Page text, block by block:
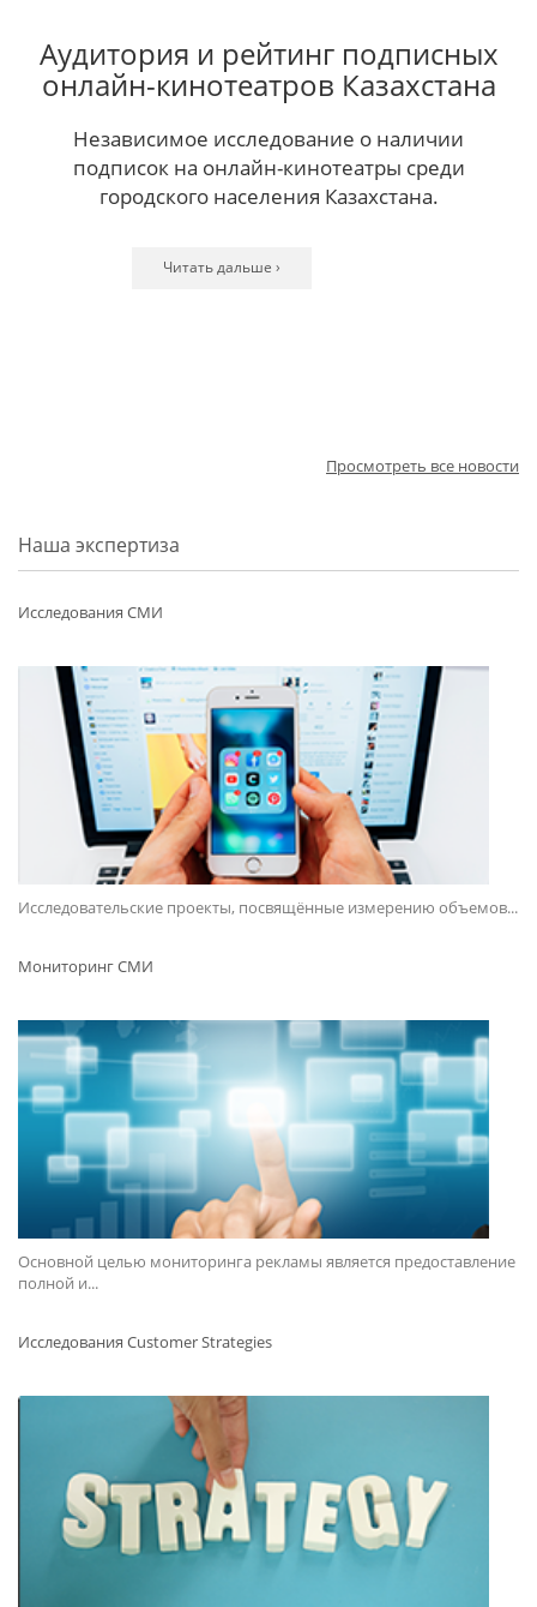
Аудитория и рейтинг подписных
онлайн-кинотеатров Казахстана
Независимое исследование о наличии
подписок на онлайн-кинотеатры среди
городского населения Казахстана.
Читать дальше ›
Читать дальше ›
Читать дальше ›
Читать дальше ›
Просмотреть все новости
Наша экспертиза
Исследования СМИ
Исследовательские проекты, посвящённые измерению объемов...
Мониторинг СМИ
Основной целью мониторинга рекламы является предоставление
полной и...
Исследования Customer Strategies